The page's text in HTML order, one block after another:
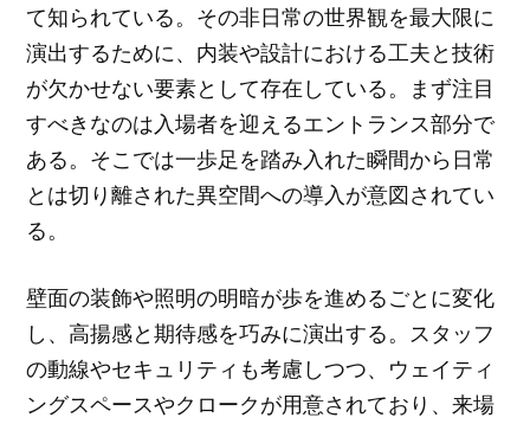
て知られている。その非日常の世界観を最大限に
演出するために、内装や設計における工夫と技術
が欠かせない要素として存在している。まず注目
すべきなのは入場者を迎えるエントランス部分で
ある。そこでは一歩足を踏み入れた瞬間から日常
とは切り離された異空間への導入が意図されてい
る。
壁面の装飾や照明の明暗が歩を進めるごとに変化
し、高揚感と期待感を巧みに演出する。スタッフ
の動線やセキュリティも考慮しつつ、ウェイティ
ングスペースやクロークが用意されており、来場